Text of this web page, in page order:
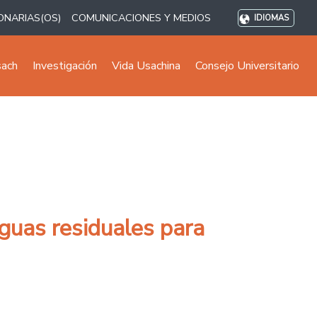
COMUNICACIONES Y MEDIOS IDIOMAS
Investigación Vida Usachina Consejo Universitario
residuales para